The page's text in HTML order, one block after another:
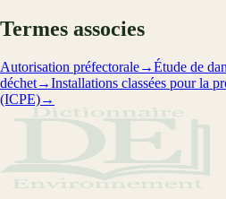
Termes associes
Autorisation préfectorale→Étude de
déchet→Installations classées pour la
(ICPE)→